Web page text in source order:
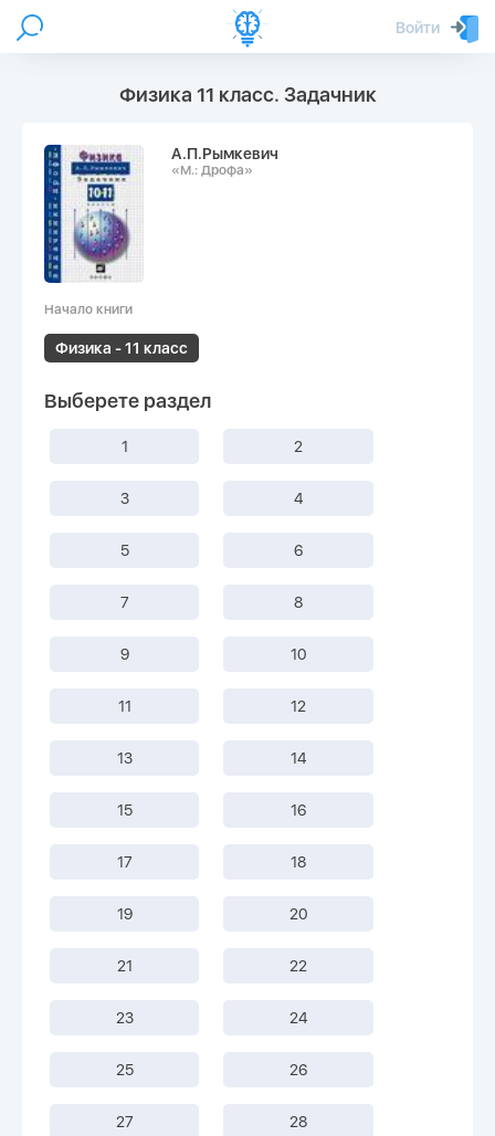
Войти
Физика 11 класс. Задачник
А.П.Рымкевич
«М.: Дрофа»
Начало книги
Физика - 11 класс
Выберете раздел
1 2
3 4
5 6
7 8
9 10
11 12
13 14
15 16
17 18
19 20
21 22
23 24
25 26
27 28